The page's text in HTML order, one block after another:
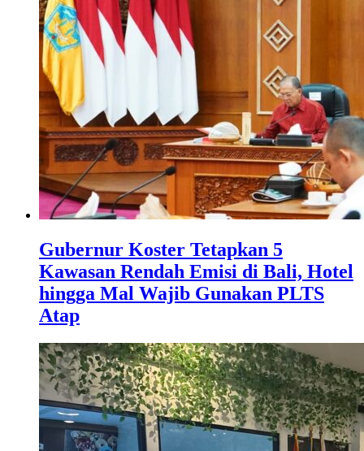
Gubernur Koster Tetapkan 5
Kawasan Rendah Emisi di Bali, Hotel
hingga Mal Wajib Gunakan PLTS
Atap